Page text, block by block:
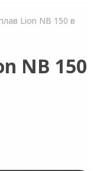
Lion NB 150 в
NB 150